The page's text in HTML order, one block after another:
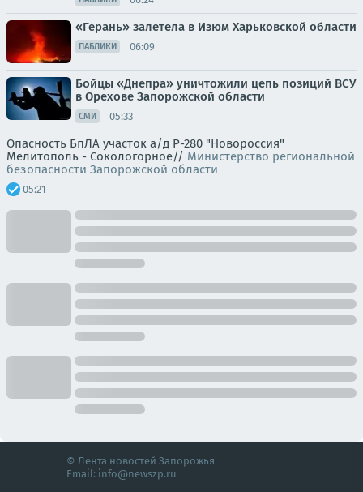
«Герань» залетела в Изюм Харьковской области
ПАБЛИКИ 06:09
Бойцы «Днепра» уничтожили цепь позиций ВСУ
в Орехове Запорожской области
СМИ 05:33
Опасность БпЛА участок а/д Р-280 "Новороссия"
Мелитополь - Сокологорное// Министерство региональной
безопасности Запорожской области
05:21
© Лента новостей Запорожья
Email: info@newszp.ru